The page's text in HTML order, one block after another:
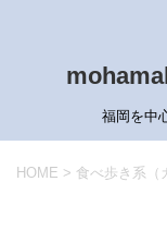
福岡を中
HOME > 食べ歩き系（